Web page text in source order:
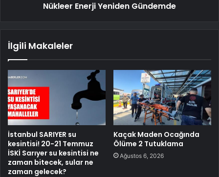
Nükleer Enerji Yeniden Gündemde
İlgili Makaleler
İstanbul SARIYER su
kesintisi! 20-21 Temmuz
İSKİ Sarıyer su kesintisi ne
zaman bitecek, sular ne
zaman gelecek?
Kaçak Maden Ocağında
Ölüme 2 Tutuklama
Ağustos 6, 2026